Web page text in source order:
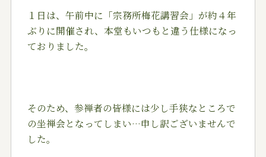
１日は、午前中に「宗務所梅花講習会」が約４年
ぶりに開催され、本堂もいつもと違う仕様になっ
ておりました。
そのため、参禅者の皆様には少し手狭なところで
の坐禅会となってしまい…申し訳ございませんで
した。